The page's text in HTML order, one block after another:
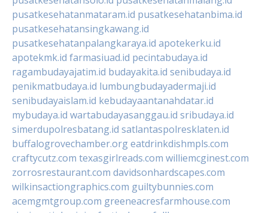
pusatkesehatanmataram.id pusatkesehatanbima.id
pusatkesehatansingkawang.id
pusatkesehatanpalangkaraya.id apotekerku.id
apotekmk.id farmasiuad.id pecintabudaya.id
ragambudayajatim.id budayakita.id senibudaya.id
penikmatbudaya.id lumbungbudayadermaji.id
senibudayaislam.id kebudayaantanahdatar.id
mybudaya.id wartabudayasanggau.id sribudaya.id
simerdupolresbatang.id satlantaspolresklaten.id
buffalogrovechamber.orgeatdrinkdishmpls.com
craftycutz.com texasgirlreads.com williemcginest.com
zorrosrestaurant.com davidsonhardscapes.com
wilkinsactiongraphics.com guiltybunnies.com
acemgmtgroup.com greeneacresfarmhouse.com